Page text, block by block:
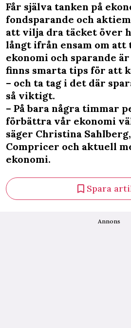
Får själva tanken på
fondsparande och
att vilja dra täcket över
långt ifrån ensam om att
ekonomi och sparande
finns smarta tips för att
– och ta tag i det där
så viktigt.
– På bara några timmar
förbättra vår ekonomi
säger Christina
Compricer och aktuell
ekonomi.
Spara
Annons